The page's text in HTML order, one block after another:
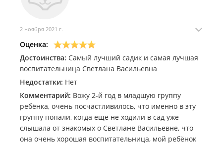
2 ноября 2021 г.
Оценка:
Достоинства: Самый лучший садик и самая лучшая
воспитательница Светлана Васильевна
Недостатки: Нет
Комментарий: Вожу 2-й год в младшую группу
ребёнка, очень посчастливилось, что именно в эту
группу попали, когда ещё не ходили в сад уже
слышала от знакомых о Светлане Васильевне, что
она очень хорошая воспитательница, мой ребёнок